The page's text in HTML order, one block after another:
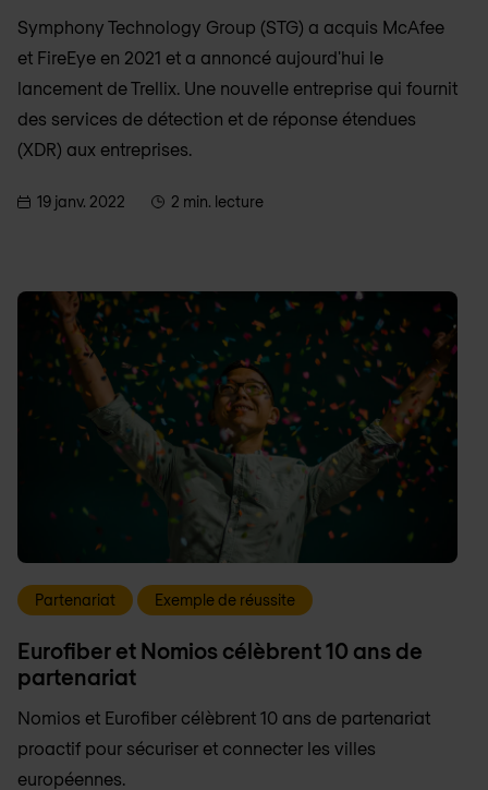
Symphony Technology Group (STG) a acquis McAfee
et FireEye en 2021 et a annoncé aujourd'hui le
lancement de Trellix. Une nouvelle entreprise qui fournit
des services de détection et de réponse étendues
(XDR) aux entreprises.
19 janv. 2022 2 min. lecture
Partenariat Exemple de réussite
Eurofiber et Nomios célèbrent 10 ans de
partenariat
Nomios et Eurofiber célèbrent 10 ans de partenariat
proactif pour sécuriser et connecter les villes
européennes.